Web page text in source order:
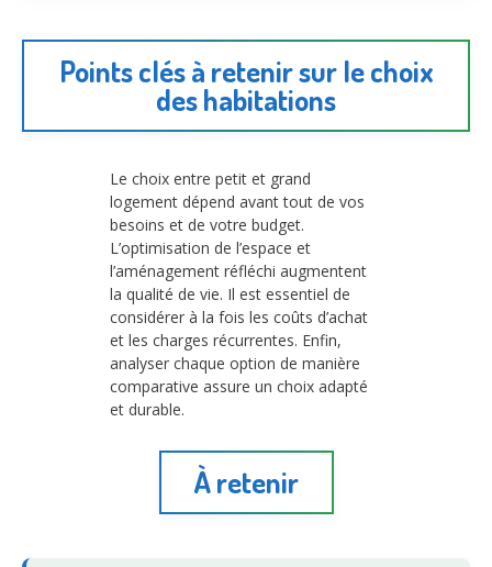
Points clés à retenir sur le choix
des habitations
Le choix entre petit et grand
logement dépend avant tout de vos
besoins et de votre budget.
L’optimisation de l’espace et
l’aménagement réfléchi augmentent
la qualité de vie. Il est essentiel de
considérer à la fois les coûts d’achat
et les charges récurrentes. Enfin,
analyser chaque option de manière
comparative assure un choix adapté
et durable.
À retenir